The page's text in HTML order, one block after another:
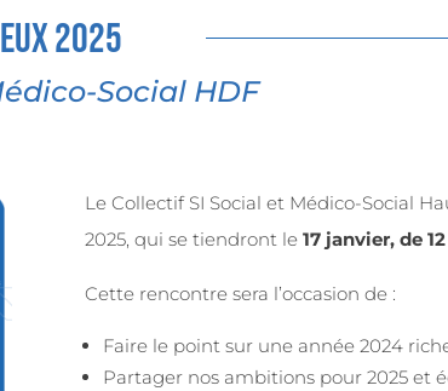
2025
Social HDF
Le Collectif SI Social et Médico-Social
2025, qui se tiendront le 17 janvier, de
Cette rencontre sera l’occasion de :
Faire le point sur une année 2024
Partager nos ambitions pour 2025 et